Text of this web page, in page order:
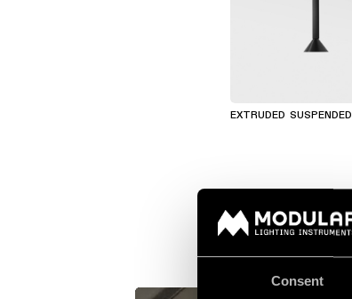
Consent
EXTRUDED SUSPENDED